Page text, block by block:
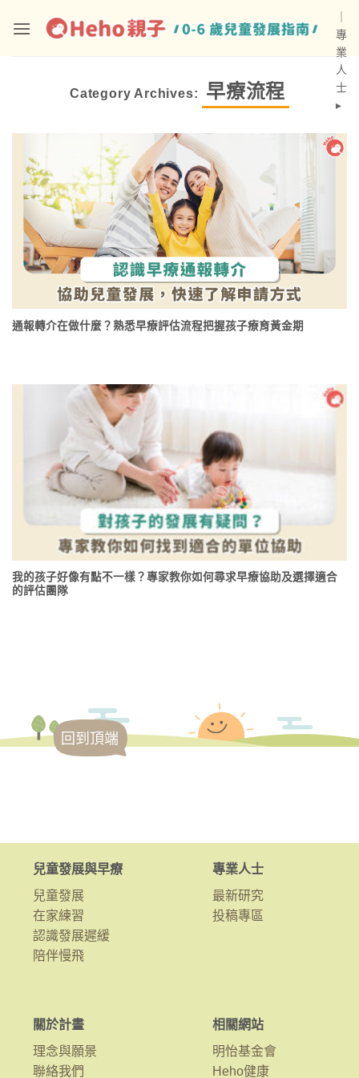
專
業
人
士
▸
Category Archives: 早療流程
通報轉介在做什麼？熟悉早療評估流程把握孩子療育黃金期
我的孩子好像有點不一樣？專家教你如何尋求早療協助及選擇適合
的評估團隊
回到頂端
兒童發展與早療
兒童發展
在家練習
認識發展遲緩
陪伴慢飛
專業人士
最新研究
投稿專區
關於計畫
理念與願景
聯絡我們
相關網站
明怡基金會
Heho健康